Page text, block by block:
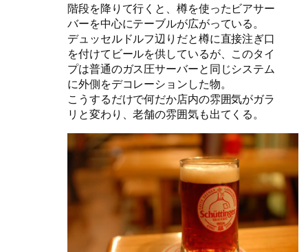
階段を降りて行くと、樽を使ったビアサー
バーを中心にテーブルが広がっている。
デュッセルドルフ辺りだと樽に直接注ぎ口
を付けてビールを供しているが、このタイ
プは普通のガス圧サーバーと同じシステム
に外側をデコレーションした物。
こうするだけで何だか店内の雰囲気がガラ
リと変わり、老舗の雰囲気も出てくる。